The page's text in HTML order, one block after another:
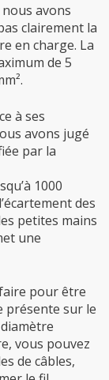
avons
clairement la
en charge. La
de 5
à ses
avons jugé
par la
1000
des
petites mains
une
pour être
présente sur le
vous pouvez
de câbles,